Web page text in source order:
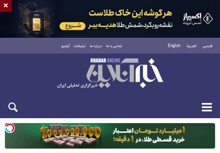
فارسی العربية English تماس با ما درباره ما تبلیغات آرشیو
یکشنبه ۱۸ مرداد ۱۴۰۵
×